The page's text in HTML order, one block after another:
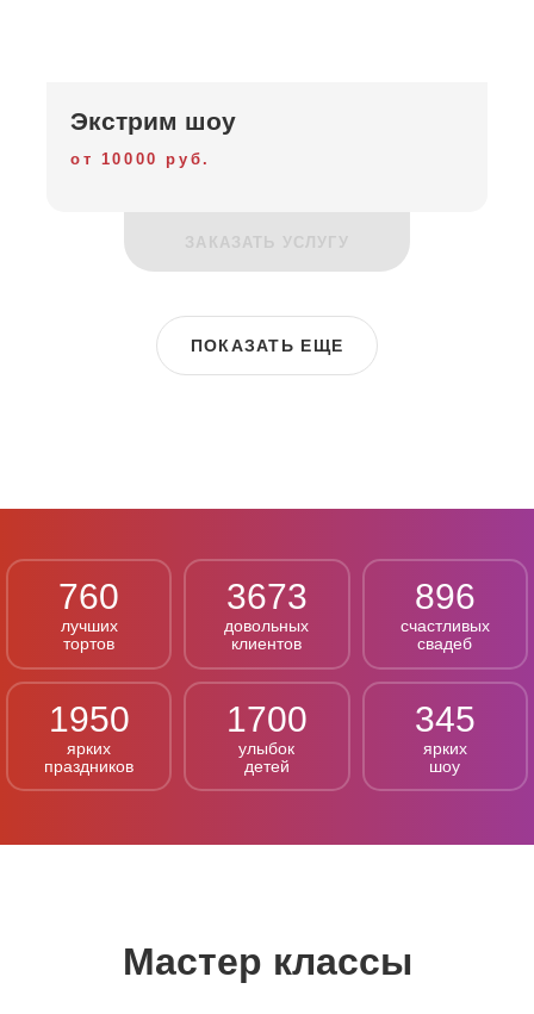
Экстрим шоу
от 10000 руб.
ЗАКАЗАТЬ УСЛУГУ
ПОКАЗАТЬ ЕЩЕ
760
лучших
тортов
3673
довольных
клиентов
896
счастливых
свадеб
1950
ярких
праздников
1700
улыбок
детей
345
ярких
шоу
Мастер классы